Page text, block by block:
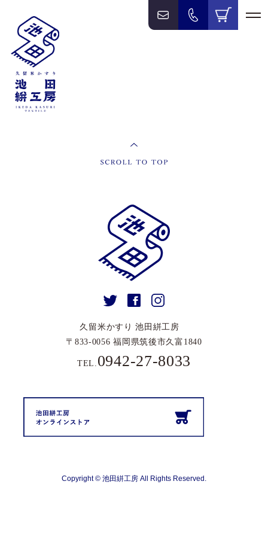
久留⽶かすり 池⽥絣⼯房
〒833-0056 福岡県筑後市久富1840
TEL. 0942-27-8033
Copyright © 池田絣工房 All Rights Reserved.